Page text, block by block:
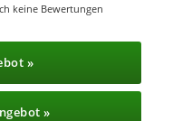
keine Bewertungen
»
»